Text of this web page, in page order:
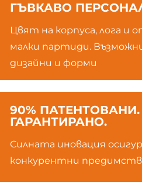
ГЪВКАВО
Цвят на корпуса, лога и
малки партиди.
дизайни и форми
90% ПАТЕНТОВАНИ.
ГАРАНТИРАНО.
Силната иновация
конкурентни